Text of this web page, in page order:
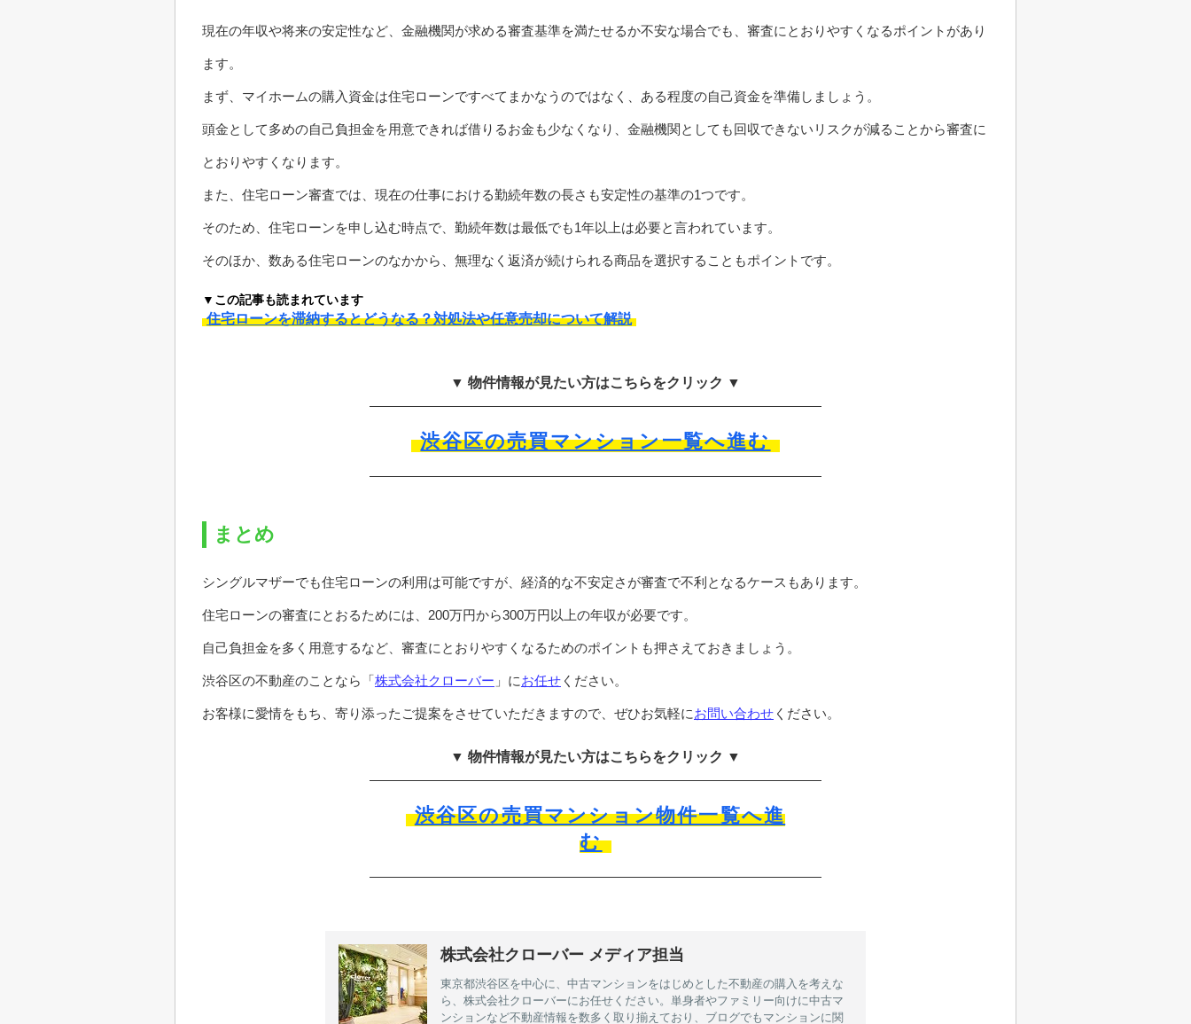
現在の年収や将来の安定性など、金融機関が求める審査基準を満たせるか不安な場合でも、審査にとおりやすくなるポイントがあり
ます。
まず、マイホームの購入資金は住宅ローンですべてまかなうのではなく、ある程度の自己資金を準備しましょう。
頭金として多めの自己負担金を用意できれば借りるお金も少なくなり、金融機関としても回収できないリスクが減ることから審査に
とおりやすくなります。
また、住宅ローン審査では、現在の仕事における勤続年数の長さも安定性の基準の1つです。
そのため、住宅ローンを申し込む時点で、勤続年数は最低でも1年以上は必要と言われています。
そのほか、数ある住宅ローンのなかから、無理なく返済が続けられる商品を選択することもポイントです。
▼この記事も読まれています
住宅ローンを滞納するとどうなる？対処法や任意売却について解説
▼ 物件情報が見たい方はこちらをクリック ▼
渋谷区の売買マンション一覧へ進む
まとめ
シングルマザーでも住宅ローンの利用は可能ですが、経済的な不安定さが審査で不利となるケースもあります。
住宅ローンの審査にとおるためには、200万円から300万円以上の年収が必要です。
自己負担金を多く用意するなど、審査にとおりやすくなるためのポイントも押さえておきましょう。
渋谷区の不動産のことなら「株式会社クローバー 」にお任せ ください。
お客様に愛情をもち、寄り添ったご提案をさせていただきますので、ぜひお気軽にお問い合わせ ください。
▼ 物件情報が見たい方はこちらをクリック ▼
渋谷区の売買マンション物件一覧へ進
む
株式会社クローバー メディア担当
東京都渋谷区を中心に、中古マンションをはじめとした不動産の購入を考えな
ら、株式会社クローバーにお任せください。単身者やファミリー向けに中古マ
ンションなど不動産情報を数多く取り揃えており、ブログでもマンションに関